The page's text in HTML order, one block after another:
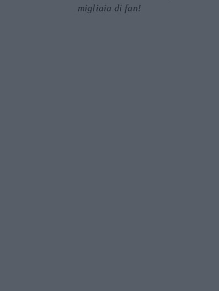
migliaia di fan!